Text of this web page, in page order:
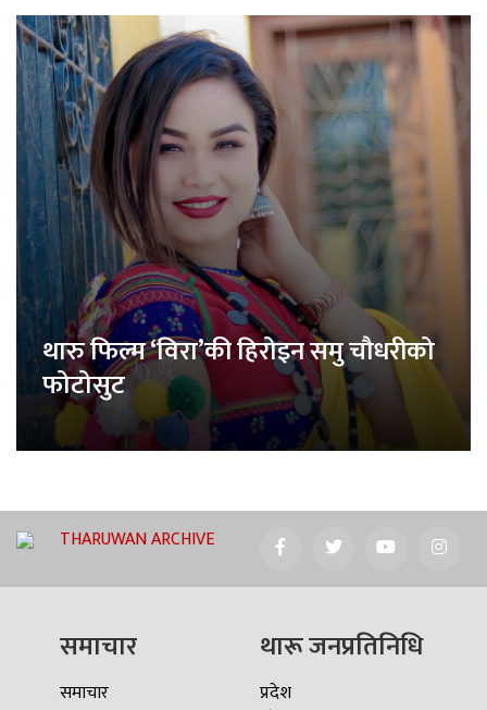
थारु फिल्म ‘विरा’की हिरोइन समु चौधरीको
फोटोसुट
THARUWAN ARCHIVE
समाचार
समाचार
थारू जनप्रतिनिधि
प्रदेश